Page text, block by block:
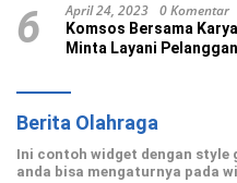
6 April 24, 2023 0 Komentar
Komsos Bersama
Minta Layani
Berita Olahraga
Ini contoh widget dengan
anda bisa mengaturnya pada